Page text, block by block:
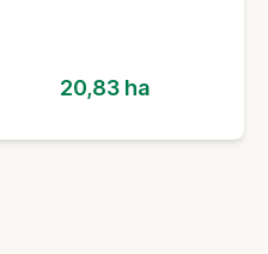
20,83 ha